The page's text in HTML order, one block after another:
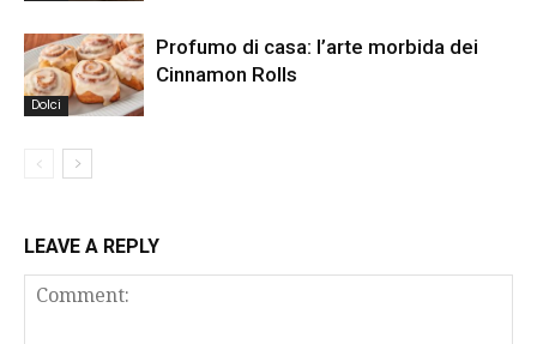
Dolci
Profumo di casa: l’arte morbida dei
Cinnamon Rolls
LEAVE A REPLY